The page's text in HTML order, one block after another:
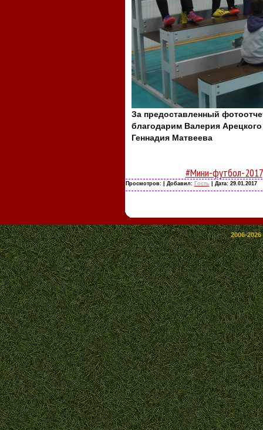
За предоставленный
благодарим Валерия
Геннадия Матвеева
#Мини-футбол-2017
Просмотров: | Добавил: Гость | Дата: 29.01.2017
2006-